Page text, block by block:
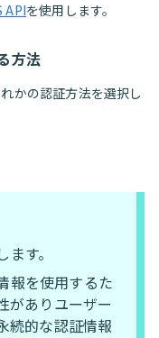
APIを使用します。
方法
かの認証方法を選択し
す。
報を使用するた
がありユーザー
続的な認証情報